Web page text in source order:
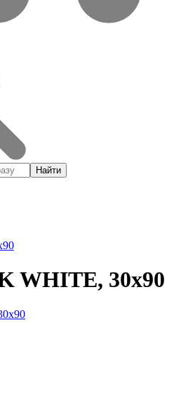
Найти
WHITE, 30x90